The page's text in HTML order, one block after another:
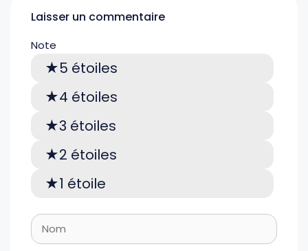
Laisser un commentaire
Note
5 étoiles
4 étoiles
3 étoiles
2 étoiles
1 étoile